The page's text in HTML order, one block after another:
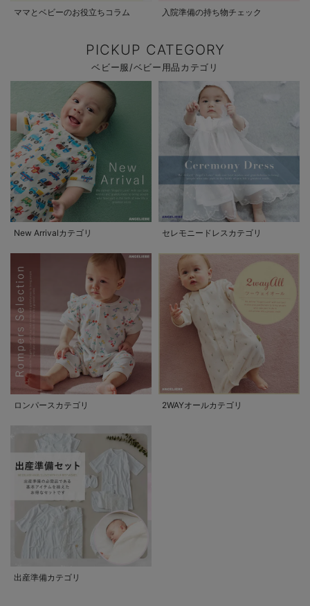
ママとベビーのお役立ちコラム 入院準備の持ち物チェック
PICKUP CATEGORY
ベビー服/ベビー用品カテゴリ
New Arrivalカテゴリ セレモニードレスカテゴリ
ロンパースカテゴリ 2WAYオールカテゴリ
出産準備カテゴリ